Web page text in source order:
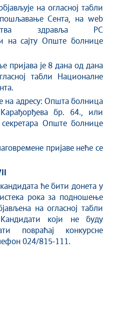
на огласној табли
Сента, на web
здравља РС
на сајту Опште болнице
је 8 дана од дана
табли Националне
адресу: Општа болница
бр. 64., или
Опште болнице
пријаве неће се
ће бити донета у
рока за подношење
на огласној табли
који не буду
повраћај конкурсне
телефон 024/815-111.